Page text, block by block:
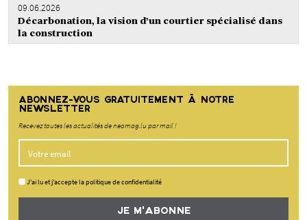
09.06.2026
Décarbonation, la vision d’un courtier spécialisé dans
la construction
ABONNEZ-VOUS GRATUITEMENT À NOTRE
NEWSLETTER
Recevez toutes les actualités de neomag.lu par mail !
J'ai lu et j'accepte la politique de confidentialité
JE M'ABONNE